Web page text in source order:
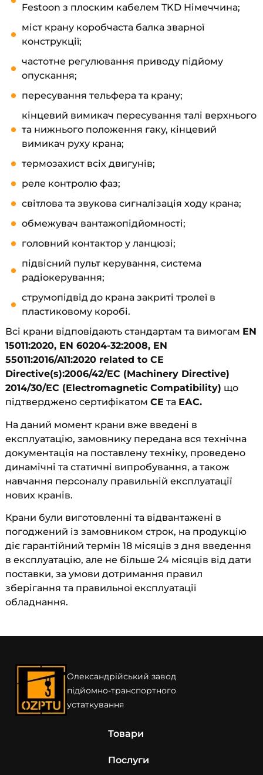
Festoon з плоским кабелем TKD Німеччина;
міст крану коробчаста балка зварної
конструкції;
частотне регулювання приводу підйому
опускання;
пересування тельфера та крану;
кінцевий вимикач пересування талі верхнього
та нижнього положення гаку, кінцевий
вимикач руху крана;
термозахист всіх двигунів;
реле контролю фаз;
світлова та звукова сигналізація ходу крана;
обмежувач вантажопідйомності;
головний контактор у ланцюзі;
підвісний пульт керування, система
радіокерування;
струмопідвід до крана закриті тролеї в
пластиковому коробі.
Всі крани відповідають стандартам та вимогам EN
15011:2020, EN 60204-32:2008, EN
55011:2016/A11:2020 related to CE
Directive(s):2006/42/EC (Machinery Directive)
2014/30/ЕС (Electromagnetic Compatibility) що
підтверджено сертифікатом CE та ЕАС.
На даний момент крани вже введені в
експлуатацію, замовнику передана вся технічна
документація на поставлену техніку, проведено
динамічні та статичні випробування, а також
навчання персоналу правильній експлуатації
нових кранів.
Крани були виготовленні та відвантажені в
погоджений із замовником строк, на продукцію
діє гарантійний термін 18 місяців з дня введення
в експлуатацію, але не більше 24 місяців від дати
поставки, за умови дотримання правил
зберігання та правильної експлуатації
обладнання.
Олександрійський завод
підйомно-транспортного
устаткування
Товари
Послуги